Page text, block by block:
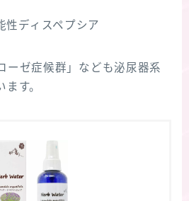
ディスペプシア
候群」なども泌尿器系
す。